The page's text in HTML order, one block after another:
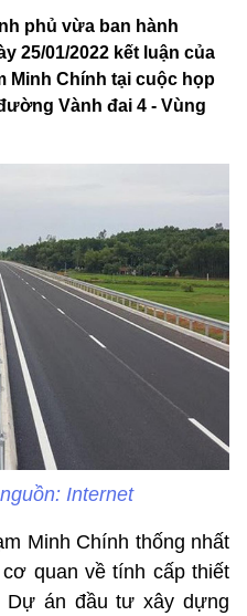
phủ vừa ban hành
25/01/2022 kết luận của
Minh Chính tại cuộc họp
Vành đai 4 - Vùng
Internet
Minh Chính thống nhất
quan về tính cấp thiết
án đầu tư xây dựng